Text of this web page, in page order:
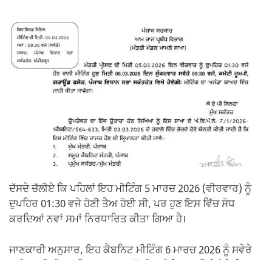
ਦੱਸਦੇ ਚੱਲੀਏ ਕਿ ਪਹਿਲਾਂ ਇਹ ਮੀਟਿੰਗ 5 ਮਾਰਚ 2026 (ਵੀਰਵਾਰ) ਨੂੰ
ਦੁਪਹਿਰ 01:30 ਵਜੇ ਹੋਣੀ ਤੈਅ ਹੋਈ ਸੀ, ਪਰ ਹੁਣ ਇਸ ਵਿੱਚ ਸੋਧ
ਕਰਦਿਆਂ ਨਵਾਂ ਸਮਾਂ ਨਿਰਧਾਰਿਤ ਕੀਤਾ ਗਿਆ ਹੈ।
ਜਾਣਕਾਰੀ ਅਨੁਸਾਰ, ਇਹ ਕੈਬਨਿਟ ਮੀਟਿੰਗ 6 ਮਾਰਚ 2026 ਨੂੰ ਸਵੇਰੇ